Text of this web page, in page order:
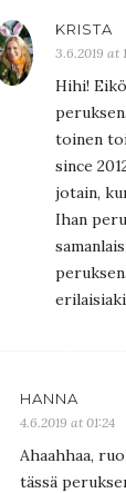
KRISTA
3.6.2019 at
Hihi!
toinen
since
jotain,
Ihan
HANNA
4.6.2019 at 01:24
Ahaahhaa,
tässä